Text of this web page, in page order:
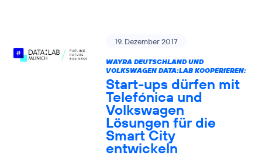
19. Dezember 2017
WAYRA DEUTSCHLAND UND
VOLKSWAGEN DATA:LAB KOOPERIEREN:
Start-ups dürfen mit
Telefónica und
Volkswagen
Lösungen für die
Smart City
entwickeln